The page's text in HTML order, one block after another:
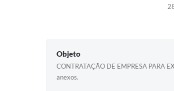
Objeto
CONTRATAÇÃO DE EMPRESA PARA
anexos.